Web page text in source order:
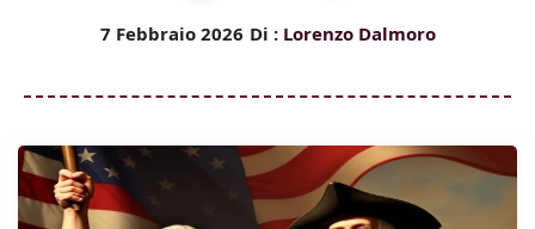
7 Febbraio 2026 Di : Lorenzo Dalmoro